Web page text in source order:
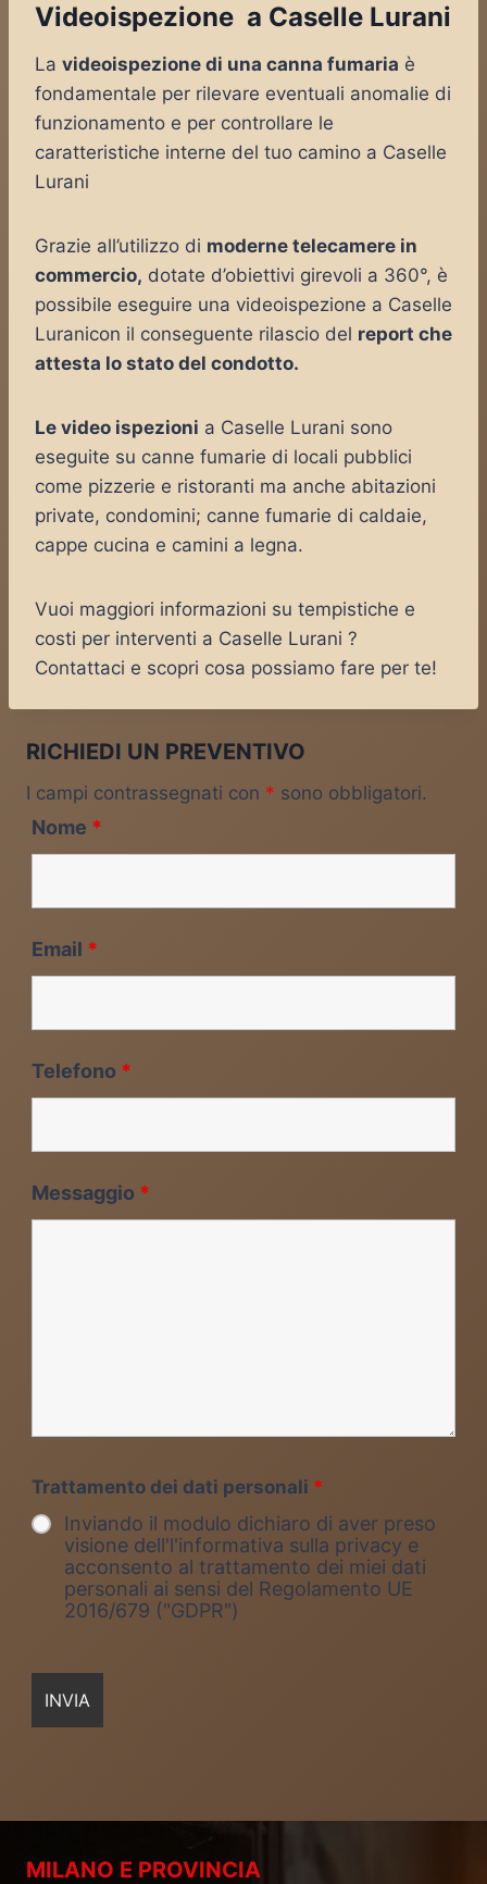
Videoispezione a Caselle Lurani
La videoispezione di una canna fumaria è
fondamentale per rilevare eventuali anomalie di
funzionamento e per controllare le
caratteristiche interne del tuo camino a Caselle
Lurani
Grazie all’utilizzo di moderne telecamere in
commercio, dotate d’obiettivi girevoli a 360°, è
possibile eseguire una videoispezione a Caselle
Luranicon il conseguente rilascio del report che
attesta lo stato del condotto.
Le video ispezioni a Caselle Lurani sono
eseguite su canne fumarie di locali pubblici
come pizzerie e ristoranti ma anche abitazioni
private, condomini; canne fumarie di caldaie,
cappe cucina e camini a legna.
Vuoi maggiori informazioni su tempistiche e
costi per interventi a Caselle Lurani ?
Contattaci e scopri cosa possiamo fare per te!
RICHIEDI UN PREVENTIVO
I campi contrassegnati con * sono obbligatori.
Nome *
Email *
Telefono *
Messaggio *
Trattamento dei dati personali *
Inviando il modulo dichiaro di aver preso
visione dell'l'informativa sulla privacy e
acconsento al trattamento dei miei dati
personali ai sensi del Regolamento UE
2016/679 ("GDPR")
MILANO E PROVINCIA